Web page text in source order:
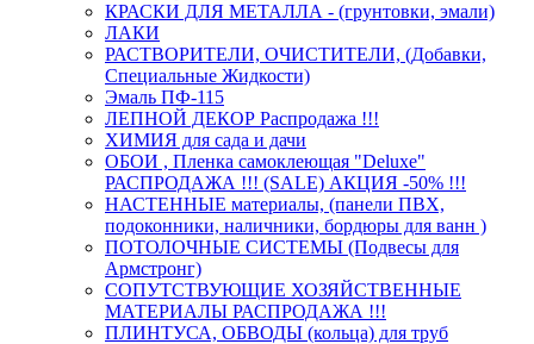
КРАСКИ ДЛЯ МЕТАЛЛА - (грунтовки, эмали)
ЛАКИ
РАСТВОРИТЕЛИ, ОЧИСТИТЕЛИ, (Добавки,
Специальные Жидкости)
Эмаль ПФ-115
ЛЕПНОЙ ДЕКОР Распродажа !!!
ХИМИЯ для сада и дачи
ОБОИ , Пленка самоклеющая "Deluxe"
РАСПРОДАЖА !!! (SALE) АКЦИЯ -50% !!!
НАСТЕННЫЕ материалы, (панели ПВХ,
подоконники, наличники, бордюры для ванн )
ПОТОЛОЧНЫЕ СИСТЕМЫ (Подвесы для
Армстронг)
СОПУТСТВУЮЩИЕ ХОЗЯЙСТВЕННЫЕ
МАТЕРИАЛЫ РАСПРОДАЖА !!!
ПЛИНТУСА, ОБВОДЫ (кольца) для труб